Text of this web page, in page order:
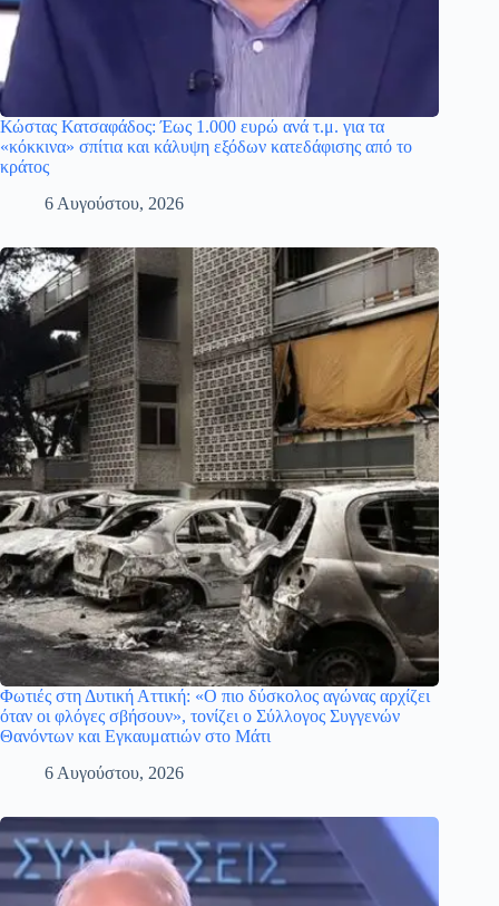
Κώστας Κατσαφάδος: Έως 1.000 ευρώ ανά τ.μ. για τα
«κόκκινα» σπίτια και κάλυψη εξόδων κατεδάφισης από το
κράτος
6 Αυγούστου, 2026
Φωτιές στη Δυτική Αττική: «Ο πιο δύσκολος αγώνας αρχίζει
όταν οι φλόγες σβήσουν», τονίζει ο Σύλλογος Συγγενών
Θανόντων και Εγκαυματιών στο Μάτι
6 Αυγούστου, 2026